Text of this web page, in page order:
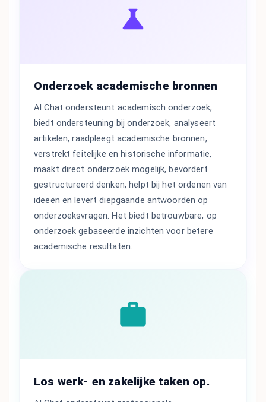
Onderzoek academische bronnen
AI Chat ondersteunt academisch onderzoek,
biedt ondersteuning bij onderzoek, analyseert
artikelen, raadpleegt academische bronnen,
verstrekt feitelijke en historische informatie,
maakt direct onderzoek mogelijk, bevordert
gestructureerd denken, helpt bij het ordenen van
ideeën en levert diepgaande antwoorden op
onderzoeksvragen. Het biedt betrouwbare, op
onderzoek gebaseerde inzichten voor betere
academische resultaten.
Los werk- en zakelijke taken op.